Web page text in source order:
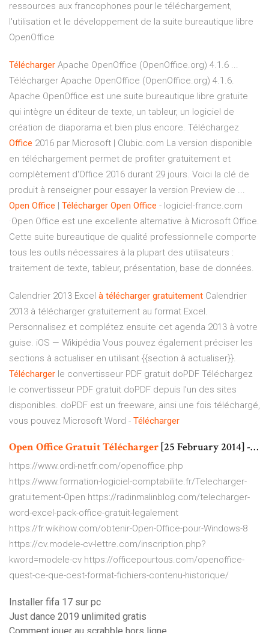
ressources aux francophones pour le téléchargement,
l'utilisation et le développement de la suite bureautique libre
OpenOffice
Télécharger Apache OpenOffice (OpenOffice.org) 4.1.6 ...
Télécharger Apache OpenOffice (OpenOffice.org) 4.1.6.
Apache OpenOffice est une suite bureautique libre gratuite
qui intègre un éditeur de texte, un tableur, un logiciel de
création de diaporama et bien plus encore. Téléchargez
Office 2016 par Microsoft | Clubic.com La version disponible
en téléchargement permet de profiter gratuitement et
complètement d'Office 2016 durant 29 jours. Voici la clé de
produit à renseigner pour essayer la version Preview de ...
Open Office Télécharger Open Office - logiciel-france.com
·Open Office est une excellente alternative à Microsoft Office.
Cette suite bureautique de qualité professionnelle comporte
tous les outils nécessaires à la plupart des utilisateurs :
traitement de texte, tableur, présentation, base de données.
Calendrier 2013 Excel à télécharger gratuitement Calendrier
2013 à télécharger gratuitement au format Excel.
Personnalisez et complétez ensuite cet agenda 2013 à votre
guise. iOS — Wikipédia Vous pouvez également préciser les
sections à actualiser en utilisant {{section à actualiser}}.
Télécharger le convertisseur PDF gratuit doPDF Téléchargez
le convertisseur PDF gratuit doPDF depuis l’un des sites
disponibles. doPDF est un freeware, ainsi une fois téléchargé,
vous pouvez Microsoft Word - Télécharger
OpenOfficeGratuitTélécharger[25 February 2014] -…
https://www.ordi-netfr.com/openoffice.php
https://www.formation-logiciel-comptabilite.fr/Telecharger-
gratuitement-Open https://radinmalinblog.com/telecharger-
word-excel-pack-office-gratuit-legalement
https://fr.wikihow.com/obtenir-Open-Office-pour-Windows-8
https://cv.modele-cv-lettre.com/inscription.php?
kword=modele-cv https://officepourtous.com/openoffice-
quest-ce-que-cest-format-fichiers-contenu-historique/
Installer fifa 17 sur pc
Just dance 2019 unlimited gratis